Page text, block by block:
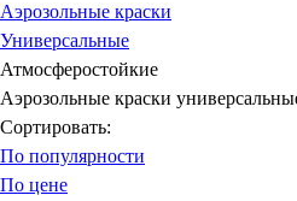
Аэрозольные краски
Универсальные
Атмосферостойкие
Аэрозольные краски
Сортировать:
По популярности
По цене